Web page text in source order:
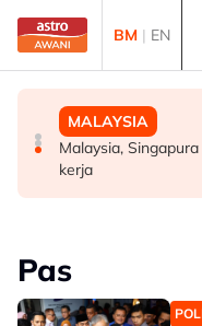
Skip to main content
BM | EN
BISNES
Ringgit ditutup
pengumuman data
POLITIK
BN cari formula
Rafii
MALAYSIA
Malaysia,
kerja
Pas